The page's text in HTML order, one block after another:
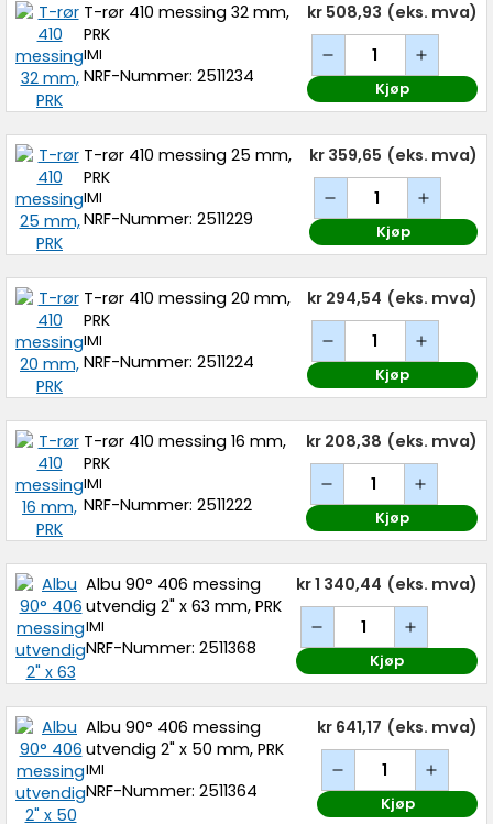
T-rør 410 messing 32 mm,
PRK
IMI
NRF-Nummer: 2511234
kr 508,93 (eks. mva)
Kjøp
T-rør 410 messing 25 mm,
PRK
IMI
NRF-Nummer: 2511229
kr 359,65 (eks. mva)
Kjøp
T-rør 410 messing 20 mm,
PRK
IMI
NRF-Nummer: 2511224
kr 294,54 (eks. mva)
Kjøp
T-rør 410 messing 16 mm,
PRK
IMI
NRF-Nummer: 2511222
kr 208,38 (eks. mva)
Kjøp
Albu 90° 406 messing
utvendig 2" x 63 mm, PRK
IMI
NRF-Nummer: 2511368
kr 1 340,44 (eks. mva)
Kjøp
Albu 90° 406 messing
utvendig 2" x 50 mm, PRK
IMI
NRF-Nummer: 2511364
kr 641,17 (eks. mva)
Kjøp